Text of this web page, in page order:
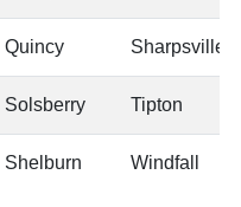
Quincy Sharpsville
Solsberry Tipton
Shelburn Windfall